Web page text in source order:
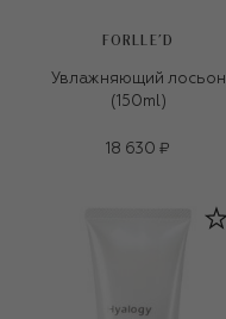
FORLLE'D
Увлажняющий лосьон
(150ml)
18 630 ₽